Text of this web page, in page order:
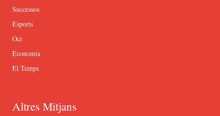
Successos
Esports
Oci
Economia
El Temps
Altres Mitjans